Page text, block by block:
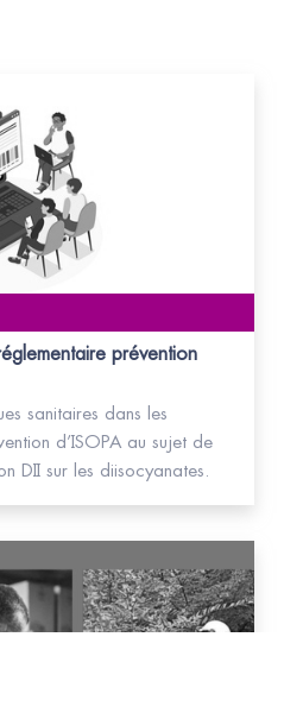
prévention
sanitaires dans les
d’ISOPA au sujet de
DII sur les diisocyanates.